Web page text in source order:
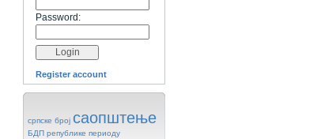
Password:
Register account
српске број саопштење
БДП републике периоду